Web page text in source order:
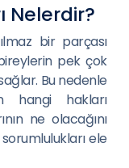
Nelerdir?
bir parçası
pek çok
Bu nedenle
hangi hakları
ne olacağını
ele